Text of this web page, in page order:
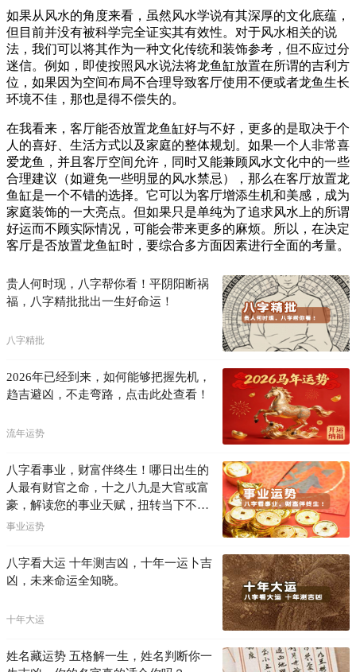
如果从风水的角度来看，虽然风水学说有其深厚的文化底蕴，
但目前并没有被科学完全证实其有效性。对于风水相关的说
法，我们可以将其作为一种文化传统和装饰参考，但不应过分
迷信。例如，即使按照风水说法将龙鱼缸放置在所谓的吉利方
位，如果因为空间布局不合理导致客厅使用不便或者龙鱼生长
环境不佳，那也是得不偿失的。
在我看来，客厅能否放置龙鱼缸好与不好，更多的是取决于个
人的喜好、生活方式以及家庭的整体规划。如果一个人非常喜
爱龙鱼，并且客厅空间允许，同时又能兼顾风水文化中的一些
合理建议（如避免一些明显的风水禁忌），那么在客厅放置龙
鱼缸是一个不错的选择。它可以为客厅增添生机和美感，成为
家庭装饰的一大亮点。但如果只是单纯为了追求风水上的所谓
好运而不顾实际情况，可能会带来更多的麻烦。所以，在决定
客厅是否放置龙鱼缸时，要综合多方面因素进行全面的考量。
贵人何时现，八字帮你看！平阴阳断祸
福，八字精批批出一生好命运！
八字精批
2026年已经到来，如何能够把握先机，
趋吉避凶，不走弯路，点击此处查看！
流年运势
八字看事业，财富伴终生！哪日出生的
人最有财官之命，十之八九是大官或富
豪，解读您的事业天赋，扭转当下不利
困局！！
事业运势
八字看大运 十年测吉凶，十年一运卜吉
凶，未来命运全知晓。
十年大运
姓名藏运势 五格解一生，姓名判断你一